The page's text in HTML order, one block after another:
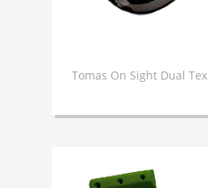
Tomas On Sight Dual Tex